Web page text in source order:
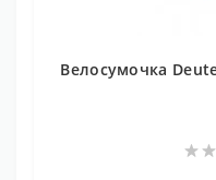
Велосумочка